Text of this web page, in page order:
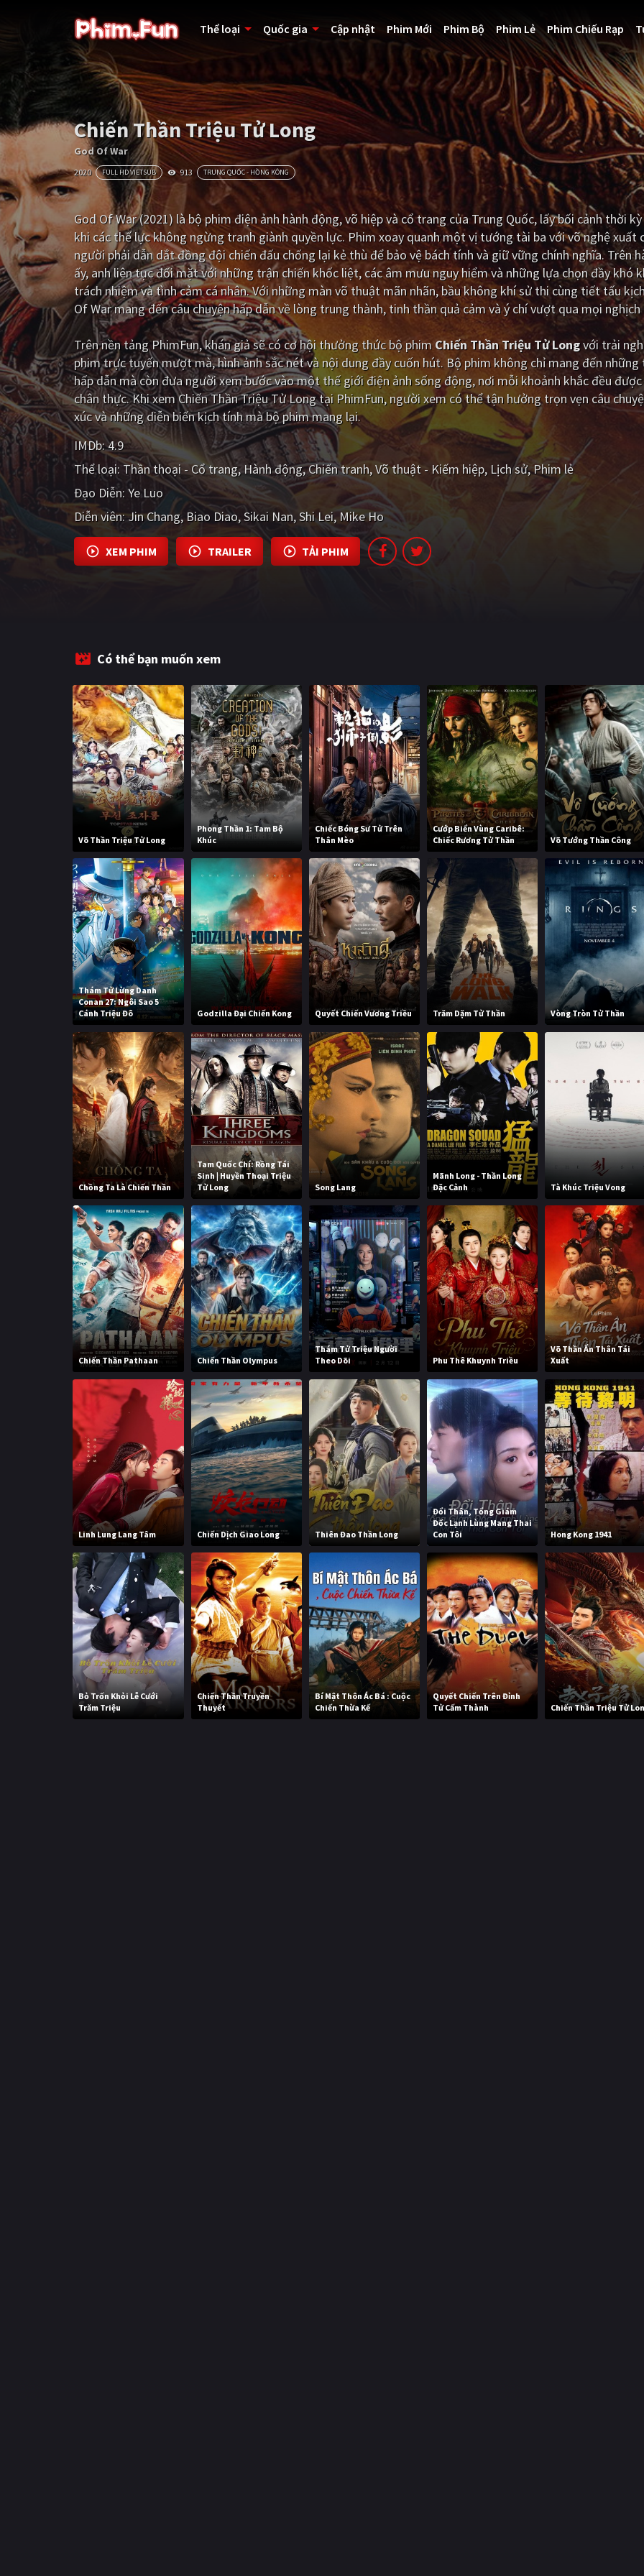
Thể loại Quốc gia Cập nhật Phim Mới Phim Bộ Phim Lẻ Phim Chiếu Rạp
Chiến Thần Triệu Tử Long
God Of War
2020 FULL HD VIETSUB 913 TRUNG QUỐC - HỒNG KÔNG
God Of War (2021) là bộ phim điện ảnh hành động, võ hiệp và cổ trang của Trung Quốc, lấy bối cảnh thời
khi các thế lực không ngừng tranh giành quyền lực. Phim xoay quanh một vị tướng tài ba với võ nghệ xuất
người phải dẫn dắt đồng đội chiến đấu chống lại kẻ thù để bảo vệ bách tính và giữ vững chính nghĩa. Trên
ấy, anh liên tục đối mặt với những trận chiến khốc liệt, các âm mưu nguy hiểm và những lựa chọn đầy khó
trách nhiệm và tình cảm cá nhân. Với những màn võ thuật mãn nhãn, bầu không khí sử thi cùng tiết tấu
Of War mang đến câu chuyện hấp dẫn về lòng trung thành, tinh thần quả cảm và ý chí vượt qua mọi nghịch
Trên nền tảngPhimFun, khán giả sẽ có cơ hội thưởng thức bộ phim Chiến Thần Triệu Tử Longvới trải
phim trực tuyến mượt mà, hình ảnh sắc nét và nội dung đầy cuốn hút. Bộ phim không chỉ mang đến
hấp dẫn mà còn đưa người xem bước vào một thế giới điện ảnh sống động, nơi mỗi khoảnh khắc đều
chân thực. Khi xem Chiến Thần Triệu Tử Long tại PhimFun, người xem có thể tận hưởng trọn vẹn câu
xúc và những diễn biến kịch tính mà bộ phim mang lại.
IMDb:4.9
Thể loại: Thần thoại - Cổ trang Hành động Chiến tranh Võ thuật - Kiếm hiệp Lịch sử Phim lẻ
Đạo Diễn: Ye Luo
Diễn viên:Jin Chang Biao Diao Sikai Nan Shi Lei Mike Ho
XEM PHIM TRAILER TẢI PHIM
Có thể bạn muốn xem
Võ Thần Triệu Tử Long
Phong Thần 1: Tam Bộ
Khúc
Chiếc Bóng Sư Tử Trên
Thân Mèo
Cướp Biển Vùng Caribê:
Chiếc Rương Tử Thần
Võ Tướng Thần Công
Thám Tử Lừng Danh
Conan 27: Ngôi Sao 5
Cánh Triệu Đô
Godzilla Đại Chiến Kong Quyết Chiến Vương Triều Trăm Dặm Tử Thần Vòng Tròn Tử Thần
Chồng Ta Là Chiến Thần
Tam Quốc Chí: Rồng Tái
Sinh | Huyền Thoại Triệu
Tử Long
Song Lang
Mãnh Long - Thần Long
Đặc Cảnh
Tà Khúc Triệu Vong
Chiến Thần Pathaan Chiến Thần Olympus
Thám Tử Triệu Người
Theo Dõi
Phu Thê Khuynh Triều
Võ Thần Ẩn Thân Tái
Xuất
Linh Lung Lang Tâm Chiến Dịch Giao Long Thiên Đao Thần Long
Đổi Thân, Tổng Giám
Đốc Lạnh Lùng Mang Thai
Con Tôi
Hong Kong 1941
Bỏ Trốn Khỏi Lễ Cưới
Trăm Triệu
Chiến Thần Truyền
Thuyết
Bí Mật Thôn Ác Bá : Cuộc
Chiến Thừa Kế
Quyết Chiến Trên Đỉnh
Tử Cấm Thành
Chiến Thần Triệu Tử